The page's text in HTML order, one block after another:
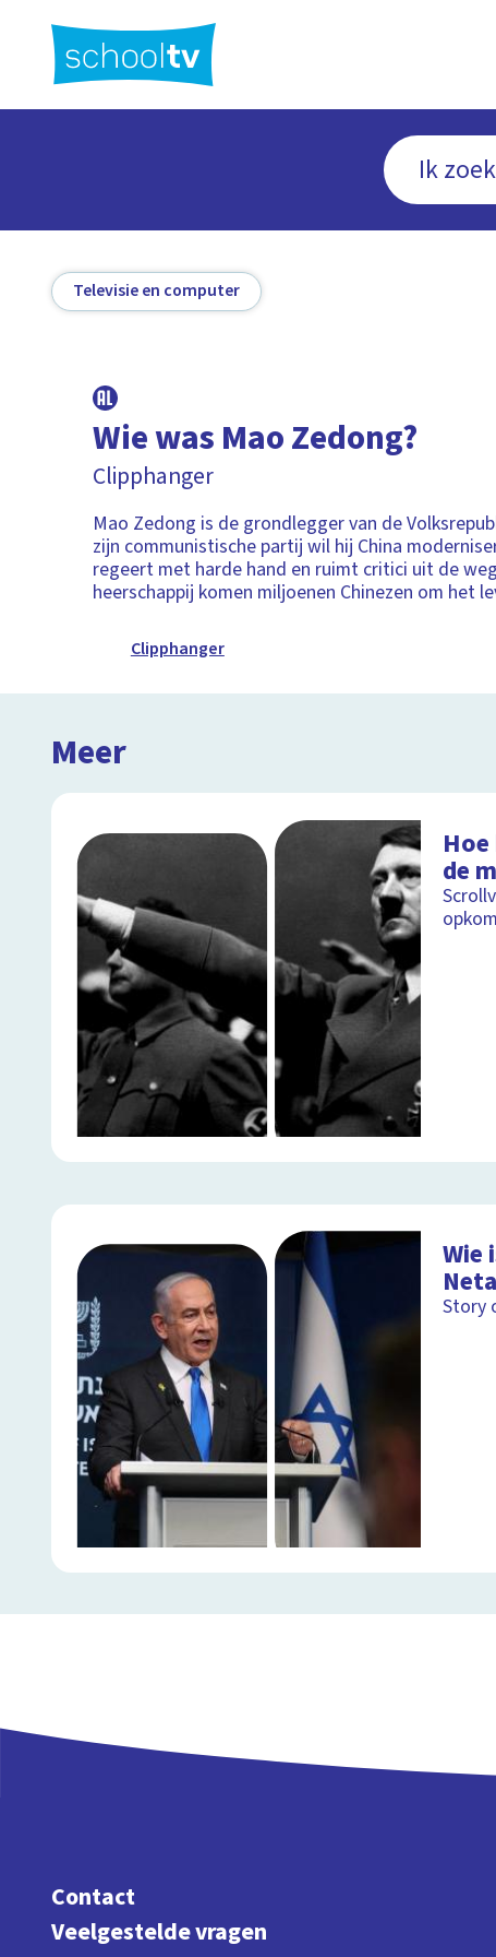
hoofdinhoud
Televisie en computer
Wie was Mao Zedong?
Clipphanger
Mao Zedong is de grondlegger van de
zijn communistische partij wil hij China
regeert met harde hand en ruimt critici uit de
heerschappij komen miljoenen Chinezen om het
Clipphanger
Meer
de
Wie
Story
Contact
Veelgestelde vragen